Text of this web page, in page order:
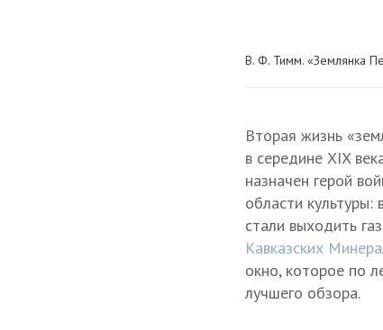
В. Ф. Тимм. «Землянка
Вторая жизнь
в середине XIX
назначен герой
области
стали выходить
Кавказских
окно, которое по
лучшего обзора.